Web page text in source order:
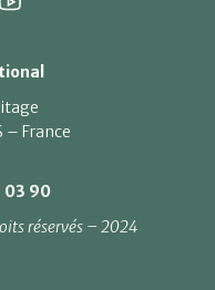
– France
03 90
réservés – 2024